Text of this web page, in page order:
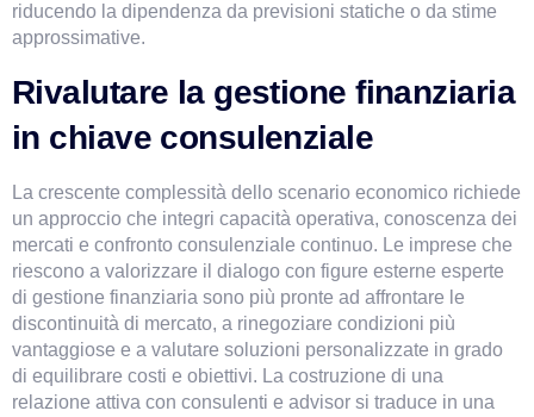
riducendo la dipendenza da previsioni statiche o da stime
approssimative.
Rivalutare la gestione finanziaria
in chiave consulenziale
La crescente complessità dello scenario economico richiede
un approccio che integri capacità operativa, conoscenza dei
mercati e confronto consulenziale continuo. Le imprese che
riescono a valorizzare il dialogo con figure esterne esperte
di gestione finanziaria sono più pronte ad affrontare le
discontinuità di mercato, a rinegoziare condizioni più
vantaggiose e a valutare soluzioni personalizzate in grado
di equilibrare costi e obiettivi. La costruzione di una
relazione attiva con consulenti e advisor si traduce in una